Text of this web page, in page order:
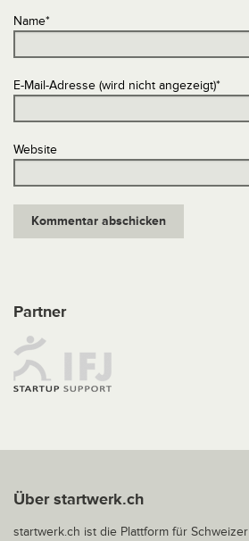
Name*
E-Mail-Adresse (wird nicht angezeigt)*
Website
Partner
Über startwerk.ch
startwerk.ch ist die Plattform für